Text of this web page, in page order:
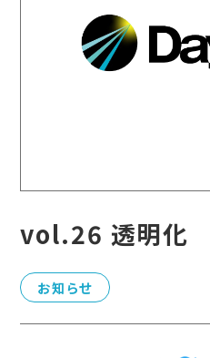
vol.26 透明化
お知らせ